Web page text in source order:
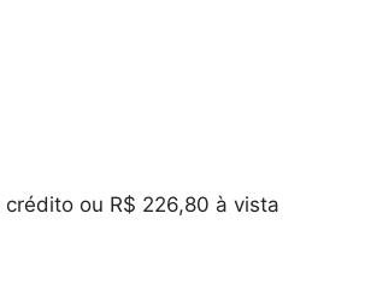
ou R$ 226,80 à vista